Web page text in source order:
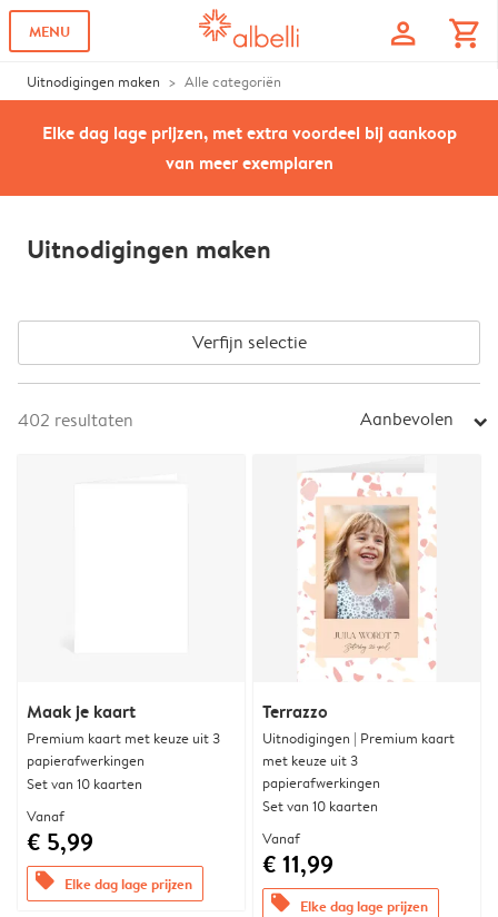
MENU profile shopping_cart
Uitnodigingen maken Alle categoriën
Elke dag lage prijzen, met extra voordeel bij aankoop
van meer exemplaren
Uitnodigingen maken
Verfijn selectie
402 resultaten Aanbevolen arrow_right
Maak je kaart
Premium kaart met keuze uit 3
papierafwerkingen
Set van 10 kaarten
Vanaf
€ 5,99
offers Elke dag lage prijzen
Terrazzo
Uitnodigingen | Premium kaart
met keuze uit 3
papierafwerkingen
Set van 10 kaarten
Vanaf
€ 11,99
offers Elke dag lage prijzen